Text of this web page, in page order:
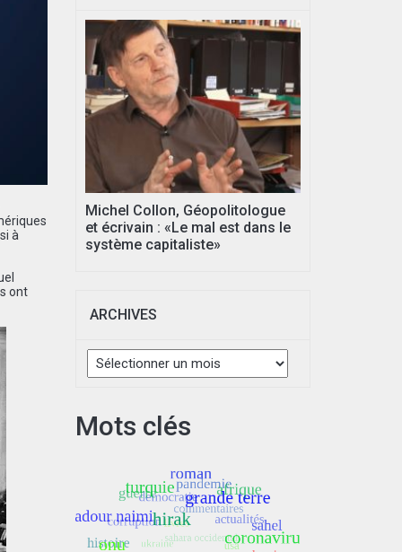
à
ont
Michel Collon, Géopolitologue
et écrivain : «Le mal est dans le
système capitaliste»
ARCHIVES
Archives
Mots clés